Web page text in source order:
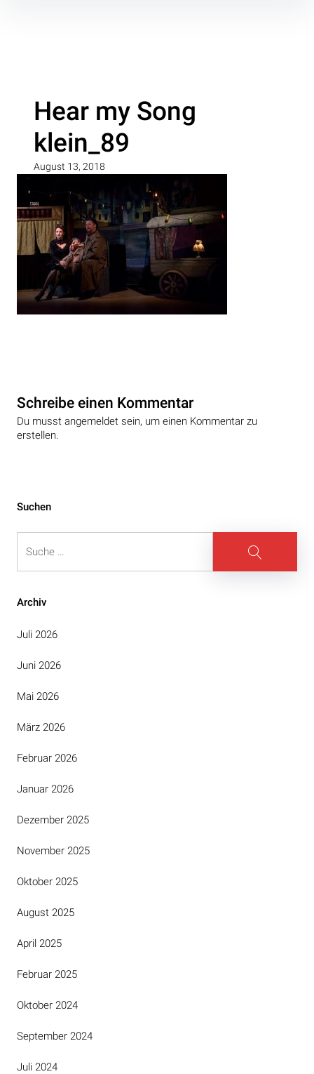
Hear my Song
klein_89
August 13, 2018
Schreibe einen Kommentar
Du musst angemeldet sein, um einen Kommentar zu
erstellen.
Beitragsnavigation
Suchen
Suche
Archiv
Juli 2026
Juni 2026
Mai 2026
März 2026
Februar 2026
Januar 2026
Dezember 2025
November 2025
Oktober 2025
August 2025
April 2025
Februar 2025
Oktober 2024
September 2024
Juli 2024